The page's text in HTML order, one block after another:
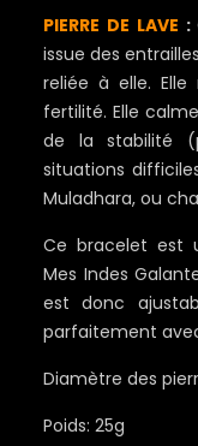
PIERRE DE LAVE :
issue des
reliée à elle.
fertilité. Elle
de la stabilité
situations
Muladhara, ou
Ce bracelet est
Mes Indes
est donc
parfaitement
Diamètre des
Poids: 25g